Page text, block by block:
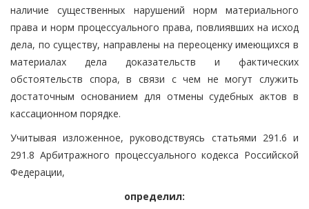
наличие существенных нарушений норм материального
права и норм процессуального права, повлиявших на исход
дела, по существу, направлены на переоценку имеющихся в
материалах дела доказательств и фактических
обстоятельств спора, в связи с чем не могут служить
достаточным основанием для отмены судебных актов в
кассационном порядке.
Учитывая изложенное, руководствуясь статьями 291.6 и
291.8 Арбитражного процессуального кодекса Российской
Федерации,
определил: